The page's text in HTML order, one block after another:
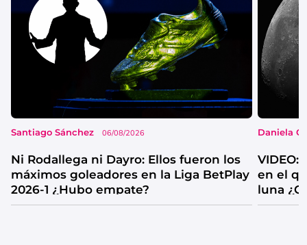
Santiago Sánchez 06/08/2026
Ni Rodallega ni Dayro: Ellos fueron los
máximos goleadores en la Liga BetPlay
2026-1 ¿Hubo empate?
Daniela
en el
luna